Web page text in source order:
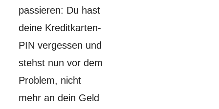
passieren: Du hast
deine Kreditkarten-
PIN vergessen und
stehst nun vor dem
Problem, nicht
mehr an dein Geld